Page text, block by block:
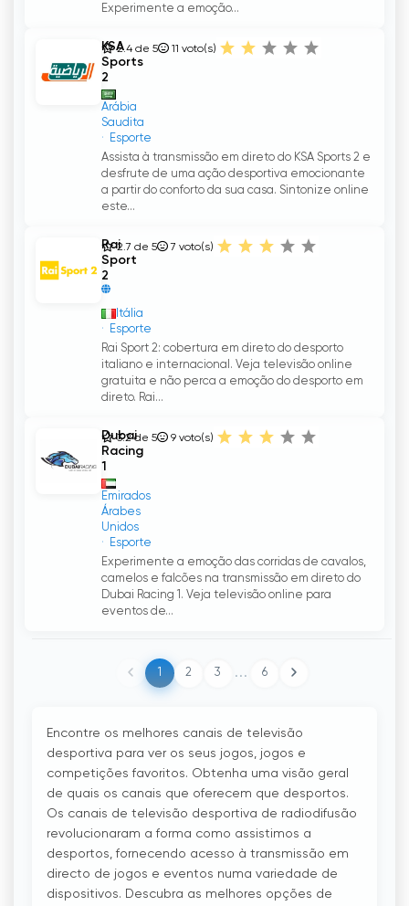
Experimente a emoção...
KSA
Sports
2
Arábia
Saudita
Esporte
2.4 de 5 11 voto(s)
Assista à transmissão em direto do KSA Sports 2 e
desfrute de uma ação desportiva emocionante
a partir do conforto da sua casa. Sintonize online
este...
Rai
Sport
2
Itália
Esporte
2.7 de 5 7 voto(s)
Rai Sport 2: cobertura em direto do desporto
italiano e internacional. Veja televisão online
gratuita e não perca a emoção do desporto em
direto. Rai...
Dubai
Racing
1
Emirados
Árabes
Unidos
Esporte
3.2 de 5 9 voto(s)
Experimente a emoção das corridas de cavalos,
camelos e falcões na transmissão em direto do
Dubai Racing 1. Veja televisão online para
eventos de...
2 3 ... 6
Encontre os melhores canais de televisão
desportiva para ver os seus jogos, jogos e
competições favoritos. Obtenha uma visão geral
de quais os canais que oferecem que desportos.
Os canais de televisão desportiva de radiodifusão
revolucionaram a forma como assistimos a
desportos, fornecendo acesso à transmissão em
directo de jogos e eventos numa variedade de
dispositivos. Descubra as melhores opções de